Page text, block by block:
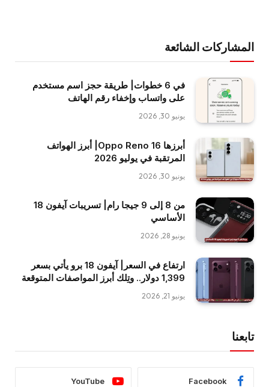
المشاركات الشائعة
في 6 خطوات| طريقة حجز اسم مستخدم
على واتساب وإخفاء رقم الهاتف
يونيو 30, 2026
أبرزها Oppo Reno 16| أبرز الهواتف
المرتقبة في يوليو 2026
يونيو 30, 2026
من 8 إلى 9 جيجا رام| تسريبات آيفون 18
الأساسي
يونيو 28, 2026
ارتفاع في السعر| آيفون 18 برو يأتي بسعر
1,399 دولار.. وتِلك أبرز المواصفات المتوقعة
يونيو 21, 2026
تابعنا
Facebook
YouTube